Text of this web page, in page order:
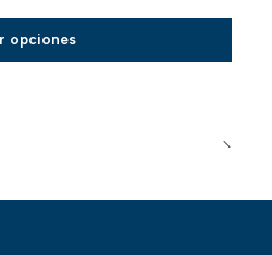
opciones